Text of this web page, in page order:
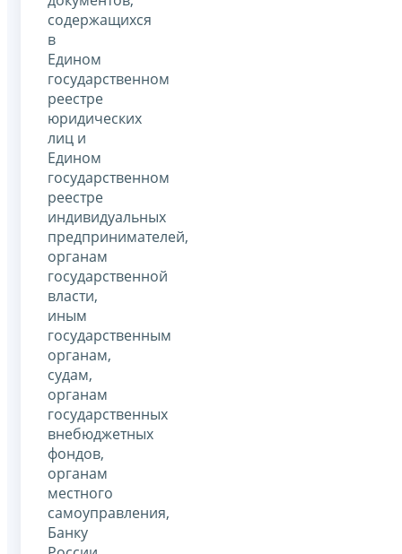
содержащихся
в
Едином
государственном
реестре
юридических
лиц и
Едином
государственном
реестре
индивидуальных
предпринимателей,
органам
государственной
власти,
иным
государственным
органам,
судам,
органам
государственных
внебюджетных
фондов,
органам
местного
самоуправления,
Банку